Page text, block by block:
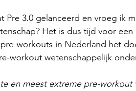
Pre 3.0 gelanceerd en vroeg ik
Het is dus tijd voor
workouts in Nederland het
workout wetenschappelijk
en meest extreme pre-workout